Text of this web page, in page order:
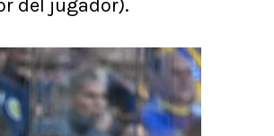
del jugador).